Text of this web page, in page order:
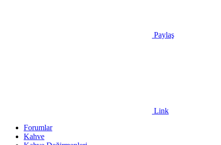
Paylaş
Link
Forumlar
Kahve